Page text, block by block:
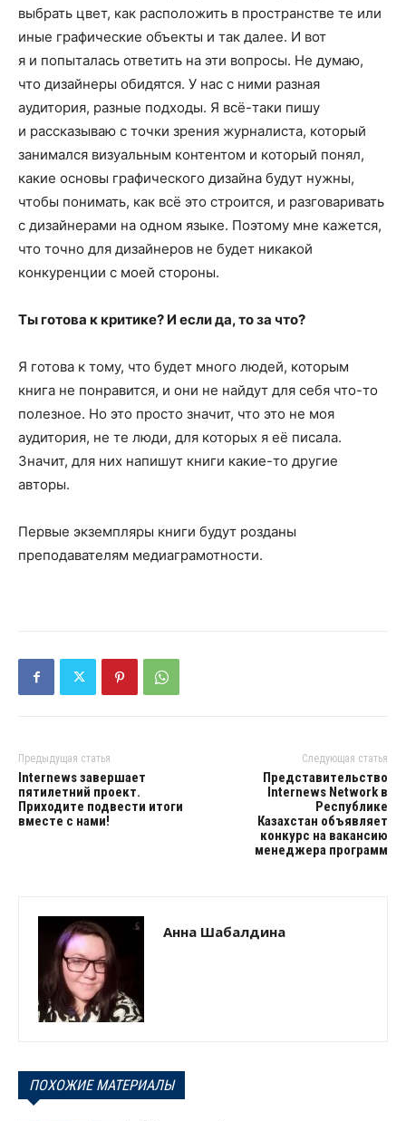
выбрать цвет, как расположить в пространстве те или
иные графические объекты и так далее. И вот
я и попыталась ответить на эти вопросы. Не думаю,
что дизайнеры обидятся. У нас с ними разная
аудитория, разные подходы. Я всё-таки пишу
и рассказываю с точки зрения журналиста, который
занимался визуальным контентом и который понял,
какие основы графического дизайна будут нужны,
чтобы понимать, как всё это строится, и разговаривать
с дизайнерами на одном языке. Поэтому мне кажется,
что точно для дизайнеров не будет никакой
конкуренции с моей стороны.
Ты готова к критике? И если да, то за что?
Я готова к тому, что будет много людей, которым
книга не понравится, и они не найдут для себя что-то
полезное. Но это просто значит, что это не моя
аудитория, не те люди, для которых я её писала.
Значит, для них напишут книги какие-то другие
авторы.
Первые экземпляры книги будут розданы
преподавателям медиаграмотности.
Предыдущая статья
Internews завершает
пятилетний проект.
Приходите подвести итоги
вместе с нами!
Следующая статья
Представительство
Internews Network в
Республике
Казахстан объявляет
конкурс на вакансию
менеджера программ
Анна Шабалдина
ПОХОЖИЕ МАТЕРИАЛЫ